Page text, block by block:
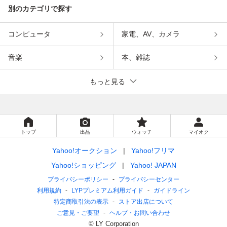
別のカテゴリで探す
コンピュータ 家電、AV、カメラ
音楽 本、雑誌
もっと見る
トップ 出品 ウォッチ マイオク
Yahoo!オークション
Yahoo!フリマ
Yahoo!ショッピング
Yahoo! JAPAN
プライバシーポリシー
プライバシーセンター
利用規約
LYPプレミアム利用ガイド
ガイドライン
特定商取引法の表示
ストア出店について
ご意見・ご要望
ヘルプ・お問い合わせ
© LY Corporation